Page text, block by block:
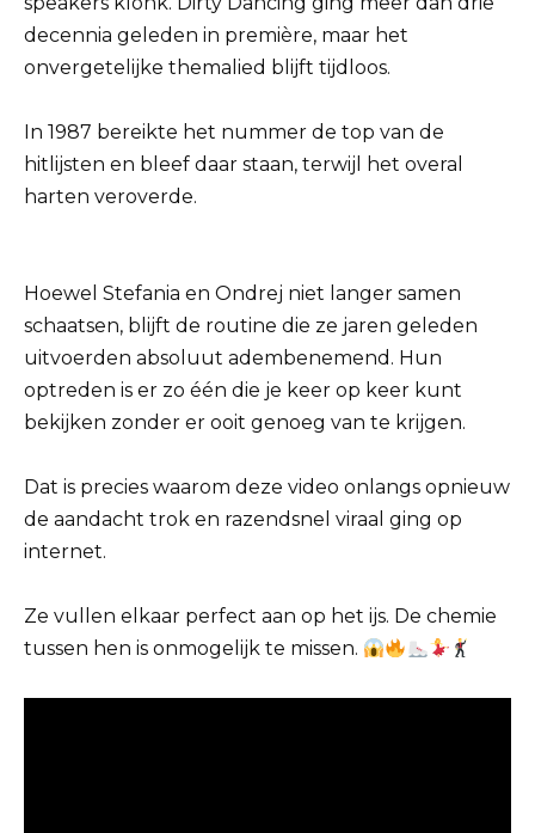
decennia geleden in première, maar het
onvergetelijke themalied blijft tijdloos.
In 1987 bereikte het nummer de top van de
hitlijsten en bleef daar staan, terwijl het overal
harten veroverde.
Hoewel Stefania en Ondrej niet langer samen
schaatsen, blijft de routine die ze jaren geleden
uitvoerden absoluut adembenemend. Hun
optreden is er zo één die je keer op keer kunt
bekijken zonder er ooit genoeg van te krijgen.
Dat is precies waarom deze video onlangs opnieuw
de aandacht trok en razendsnel viraal ging op
internet.
Ze vullen elkaar perfect aan op het ijs. De chemie
tussen hen is onmogelijk te missen.